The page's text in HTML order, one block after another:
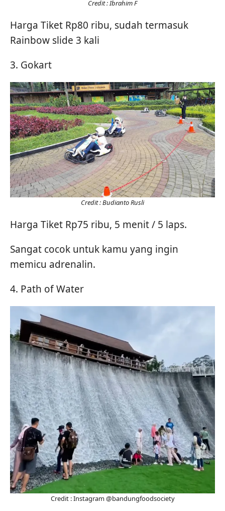
Credit : Ibrahim F
Harga Tiket Rp80 ribu, sudah termasuk
Rainbow slide 3 kali
3. Gokart
Credit : Budianto Rusli
Harga Tiket Rp75 ribu, 5 menit / 5 laps.
Sangat cocok untuk kamu yang ingin
memicu adrenalin.
4. Path of Water
Credit : Instagram @bandungfoodsociety